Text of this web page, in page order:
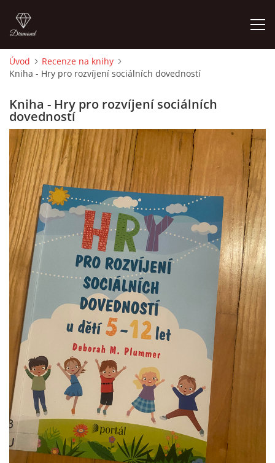
ÚVOD
O MĚ
FOTOALBUM
DĚJINY VÝTVARNÉHO UMĚNÍ
NOVINKY ZE ŠKOLSTVÍ 2025
ROČNÍ PLÁN - INSPIRACE /DLE NOVÉHO RVP PV 2025
VZDĚLÁVACÍ BLOK ZÁŘÍ
VZDĚLÁVACÍ BLOK ŘÍJEN
VZDĚLÁVACÍ BLOK LISTOPAD
VZDĚLÁVACÍ BLOK PROSINEC
VZDĚLÁVACÍ BLOK LEDEN
Úvod
Recenze na knihy
Kniha - Hry pro rozvíjení sociálních dovedností
Kniha - Hry pro rozvíjení sociálních
dovedností